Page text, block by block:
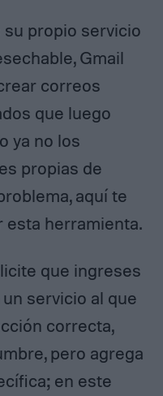
propio servicio
Gmail
correos
que luego
ya no los
propias de
aquí te
esta herramienta.
que ingreses
servicio al que
correcta,
pero agrega
en este